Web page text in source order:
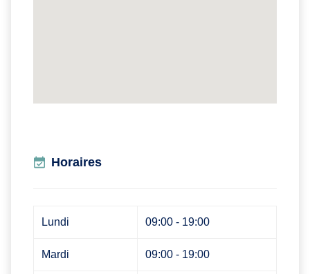
Horaires
Lundi 09:00 - 19:00
Mardi 09:00 - 19:00